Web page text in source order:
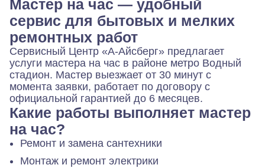
Мастер на час — удобный
сервис для бытовых и мелких
ремонтных работ
Сервисный Центр «А-Айсберг» предлагает
услуги мастера на час в районе метро Водный
стадион. Мастер выезжает от 30 минут с
момента заявки, работает по договору с
официальной гарантией до 6 месяцев.
Какие работы выполняет мастер
на час?
Ремонт и замена сантехники
Монтаж и ремонт электрики